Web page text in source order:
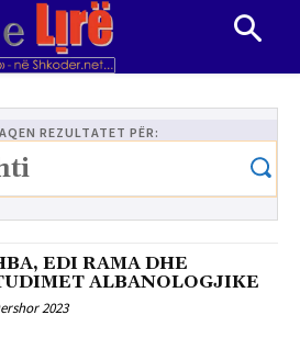
REZULTATET PËR:
EDI RAMA DHE
ALBANOLOGJIKE
2023